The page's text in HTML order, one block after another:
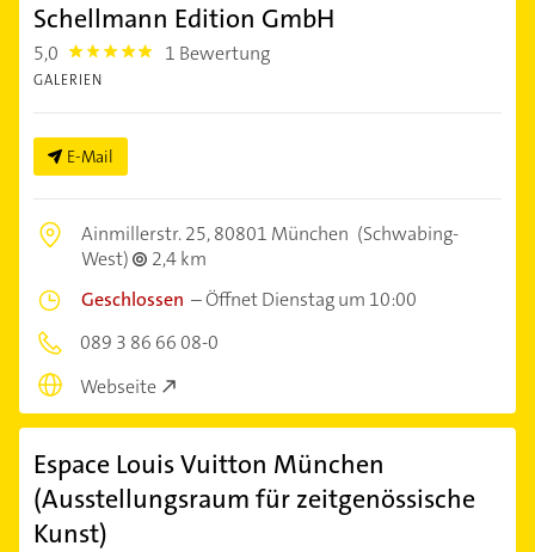
Schellmann Edition GmbH
5,0 5.0 1 Bewertung
GALERIEN
E-Mail
Ainmillerstr. 25,80801 München (Schwabing-
West)
2,4 km
Geschlossen –Öffnet Dienstag um 10:00
089 3 86 66 08-0
Webseite
Espace Louis Vuitton München
(Ausstellungsraum für zeitgenössische
Kunst)